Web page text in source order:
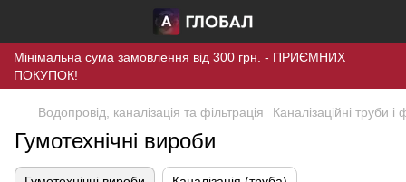
Мінімальна сума замовлення від 300 грн. - ПРИЄМНИХ
ПОКУПОК!
Водопровід, каналізація та фільтрація Каналізаційні труби і
Гумотехнічні вироби